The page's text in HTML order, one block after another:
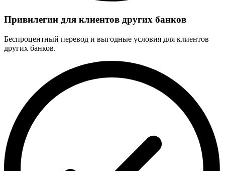
Привилегии для клиентов других банков
Беспроцентный перевод и выгодные условия для клиентов
других банков.